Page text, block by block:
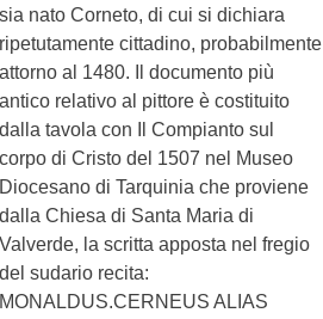
sia nato Corneto, di cui si dichiara
ripetutamente cittadino, probabilmente
attorno al 1480. Il documento più
antico relativo al pittore è costituito
dalla tavola con Il Compianto sul
corpo di Cristo del 1507 nel Museo
Diocesano di Tarquinia che proviene
dalla Chiesa di Santa Maria di
Valverde, la scritta apposta nel fregio
del sudario recita:
MONALDUS.CERNEUS ALIAS